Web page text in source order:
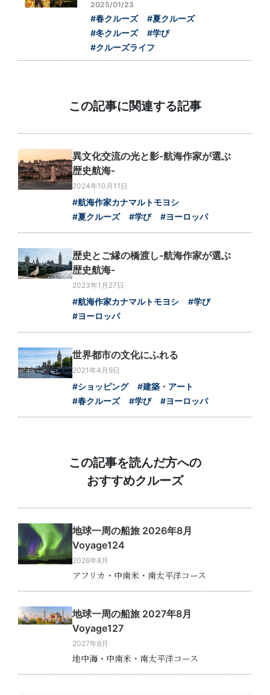
2025/01/23
#春クルーズ
#夏クルーズ
#冬クルーズ
#学び
#クルーズライフ
この記事に関連する記事
異文化交流の光と影-航海作家が選ぶ
歴史航海-
2024年10月11日
#航海作家カナマルトモヨシ
#夏クルーズ
#学び #ヨーロッパ
歴史とご縁の橋渡し-航海作家が選ぶ
歴史航海-
2023年1月27日
#航海作家カナマルトモヨシ
#学び
#ヨーロッパ
世界都市の文化にふれる
2021年4月9日
#ショッピング
#建築・アート
#春クルーズ
#学び #ヨーロッパ
この記事を読んだ方への
おすすめクルーズ
地球一周の船旅 2026年8月
Voyage124
2026年8月
アフリカ・中南米・南太平洋コース
地球一周の船旅 2027年8月
Voyage127
2027年8月
地中海・中南米・南太平洋コース